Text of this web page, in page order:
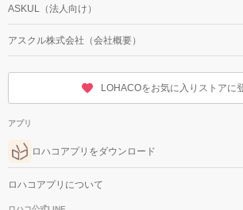
ASKUL（法人向け）
アスクル株式会社（会社概要）
LOHACOをお気に入りストアに
アプリ
ロハコアプリをダウンロード
ロハコアプリについて